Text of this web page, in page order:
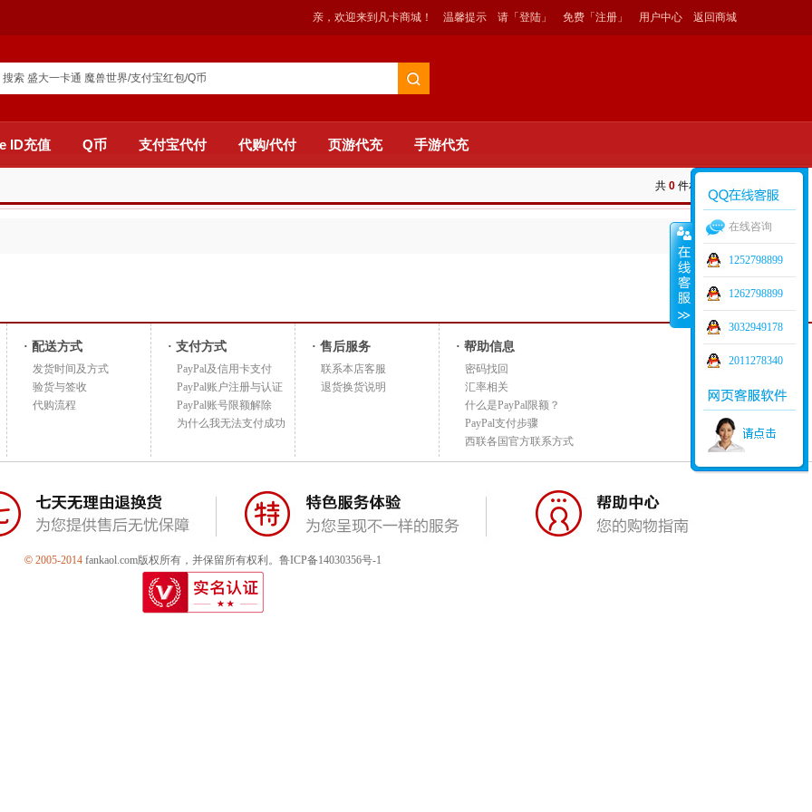
亲，欢迎来到凡卡商城！ 温馨提示 请 「登陆」 免费 「注册」 用户中心 返回商城
搜索 盛大一卡通 魔兽世界/支付宝红包/Q币
ID充值 Q币 支付宝代付 代购/代付 页游代充 手游代充
共 0 件相关商品
1 / 1
· 配送方式
发货时间及方式
验货与签收
代购流程
· 支付方式
PayPal及信用卡支付
PayPal账户注册与认证
PayPal账号限额解除
为什么我无法支付成功
· 售后服务
联系本店客服
退货换货说明
· 帮助信息
密码找回
汇率相关
什么是PayPal限额？
PayPal支付步骤
西联各国官方联系方式
© 2005-2014 fankaol.com版权所有，并保留所有权利。鲁ICP备14030356号-1
在线咨询
1252798899
1262798899
3032949178
2011278340